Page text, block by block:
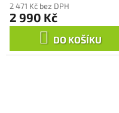
2 471 Kč bez DPH
2 990 Kč
DO KOŠÍKU